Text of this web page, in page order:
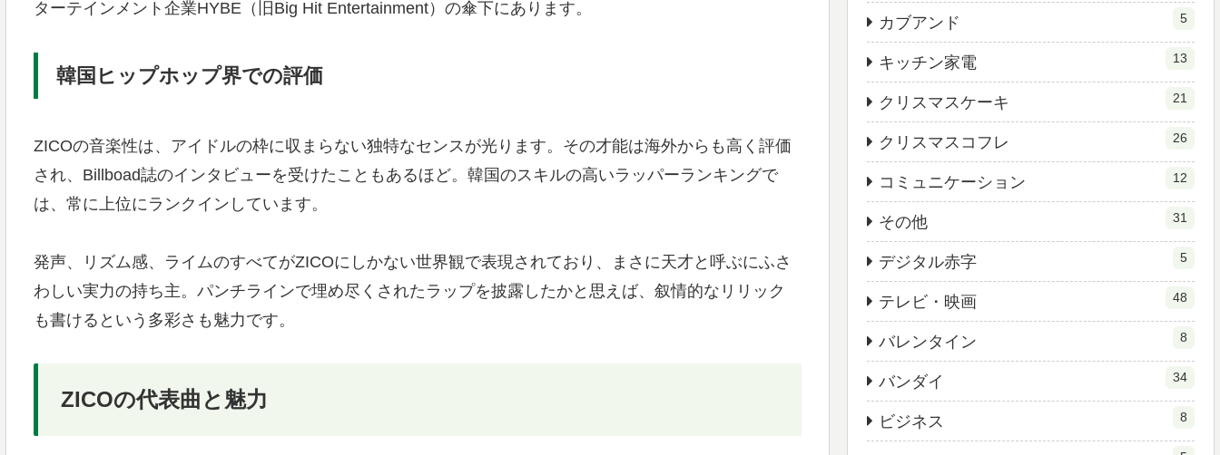
ターテインメント企業HYBE（旧Big Hit Entertainment）の傘下にあります。
韓国ヒップホップ界での評価
ZICOの音楽性は、アイドルの枠に収まらない独特なセンスが光ります。その才能は海外からも高く評価
され、Billboad誌のインタビューを受けたこともあるほど。韓国のスキルの高いラッパーランキングで
は、常に上位にランクインしています。
発声、リズム感、ライムのすべてがZICOにしかない世界観で表現されており、まさに天才と呼ぶにふさ
わしい実力の持ち主。パンチラインで埋め尽くされたラップを披露したかと思えば、叙情的なリリック
も書けるという多彩さも魅力です。
ZICOの代表曲と魅力
カブアンド 5
キッチン家電 13
クリスマスケーキ 21
クリスマスコフレ 26
コミュニケーション 12
その他 31
デジタル赤字 5
テレビ・映画 48
バレンタイン 8
バンダイ 34
ビジネス 8